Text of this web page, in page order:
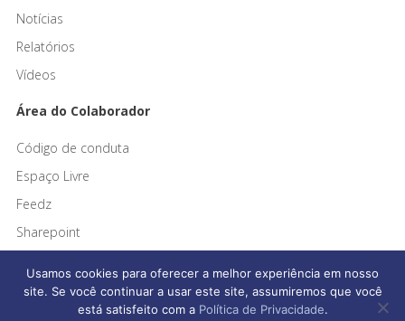
Notícias
Relatórios
Vídeos
Área do Colaborador
Código de conduta
Espaço Livre
Feedz
Sharepoint
Usamos cookies para oferecer a melhor experiência em nosso
site. Se você continuar a usar este site, assumiremos que você
está satisfeito com a Política de Privacidade.